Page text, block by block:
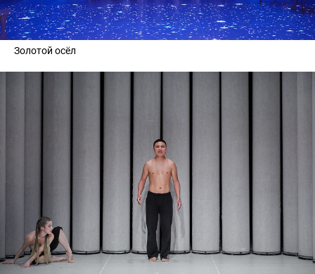
Золотой осёл